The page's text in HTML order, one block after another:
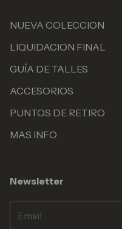
NUEVA COLECCION
LIQUIDACION FINAL
GUÍA DE TALLES
ACCESORIOS
PUNTOS DE RETIRO
MAS INFO
Newsletter